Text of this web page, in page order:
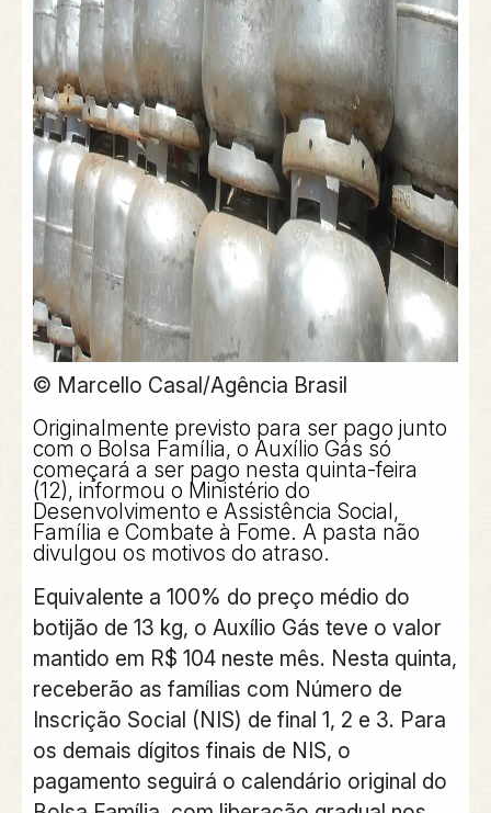
© Marcello Casal/Agência Brasil
Originalmente previsto para ser pago junto
com o Bolsa Família, o Auxílio Gás só
começará a ser pago nesta quinta-feira
(12), informou o Ministério do
Desenvolvimento e Assistência Social,
Família e Combate à Fome. A pasta não
divulgou os motivos do atraso.
Equivalente a 100% do preço médio do
botijão de 13 kg, o Auxílio Gás teve o valor
mantido em R$ 104 neste mês. Nesta quinta,
receberão as famílias com Número de
Inscrição Social (NIS) de final 1, 2 e 3. Para
os demais dígitos finais de NIS, o
pagamento seguirá o calendário original do